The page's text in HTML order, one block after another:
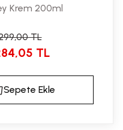
Krem 200ml
TL
TL
Sepete Ekle